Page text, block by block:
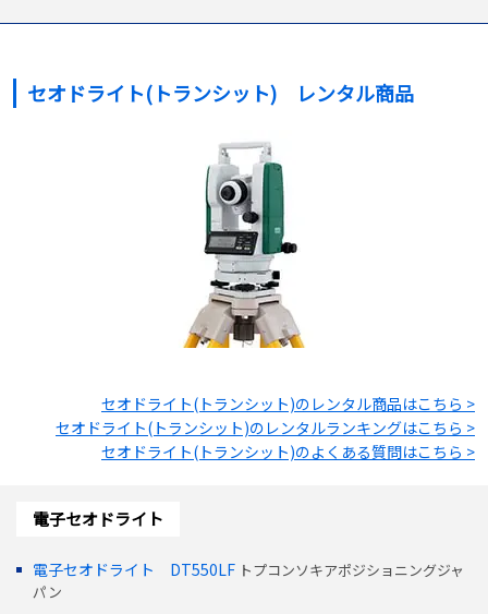
セオドライト(トランシット) レンタル商品
セオドライト(トランシット)のレンタル商品はこちら >
セオドライト(トランシット)のレンタルランキングはこちら >
セオドライト(トランシット)のよくある質問はこちら >
電子セオドライト
電子セオドライト DT550LF トプコンソキアポジショニングジャ
パン